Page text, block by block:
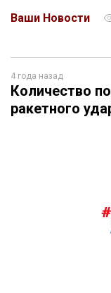
Ваши Новости
4 года назад
Количество
ракетного